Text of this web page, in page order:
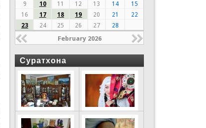
9
10 11 12 13 14
15
16
17 18 19 20 21
22
23
24 25 26 27 28
February 2026
Суратхона